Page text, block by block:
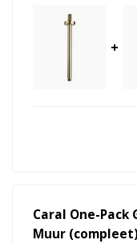
+
Caral One-
Muur